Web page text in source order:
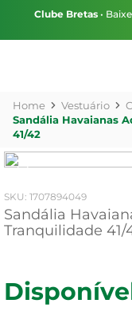
Clube Bretas •
Vestuário
Sandália Havaianas
41/42
: 1707894049
Sandália
Tranquilidade 41/